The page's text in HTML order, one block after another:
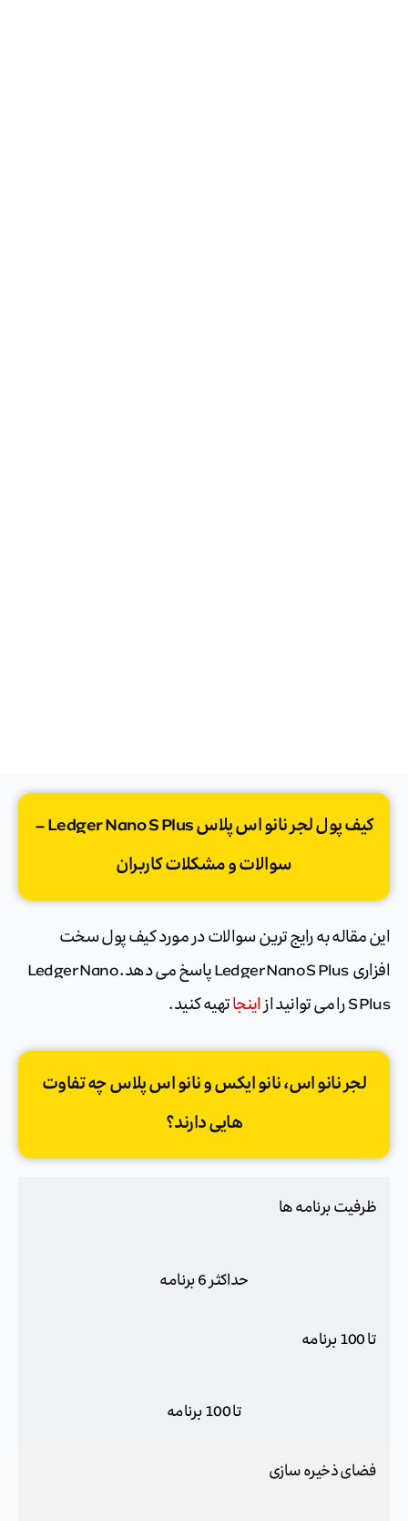
کیف پول لجر نانو اس پلاس Ledger Nano S Plus –
سوالات و مشکلات کاربران
این مقاله به رایج ترین سوالات در مورد کیف پول سخت
افزاری Ledger Nano S Plus پاسخ می دهد. Ledger Nano
S Plus را می توانید از اینجاتهیه کنید.
لجر نانو اس، نانو ایکس و نانو اس پلاس چه تفاوت
هایی دارند؟
ظرفیت برنامه ها
حداکثر 6 برنامه
تا 100 برنامه
تا 100 برنامه
فضای ذخیره سازی